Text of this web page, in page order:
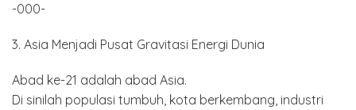
-000-
3. Asia Menjadi Pusat Gravitasi Energi Dunia
Abad ke-21 adalah abad Asia.
Di sinilah populasi tumbuh, kota berkembang, industri